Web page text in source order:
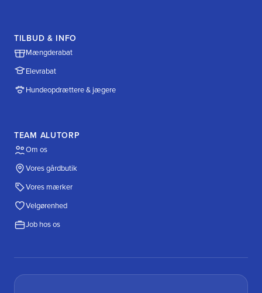
TILBUD & INFO
Mængderabat
Elevrabat
Hundeopdrættere & jægere
TEAM ALUTORP
Om os
Vores gårdbutik
Vores mærker
Velgørenhed
Job hos os